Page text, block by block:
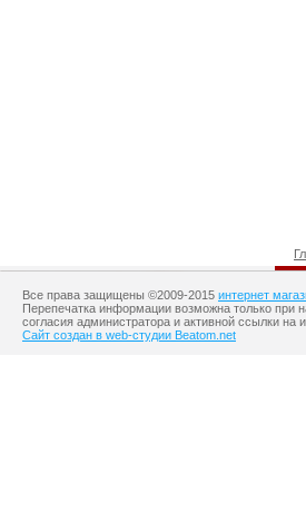
Все права защищены ©2009-2015 интернет
Перепечатка информации возможна только при
согласия администратора и активной ссылки на
Сайт создан в web-студии Beatom.net